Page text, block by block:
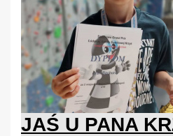
JAŚ U PANA